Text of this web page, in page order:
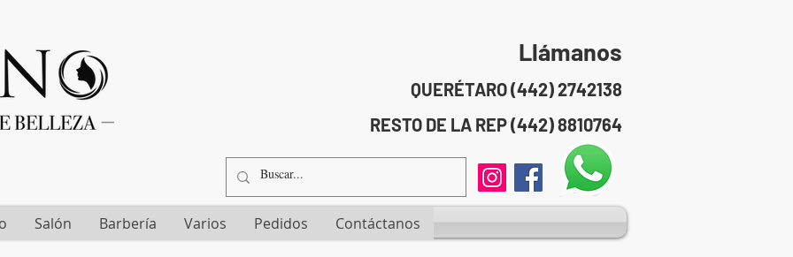
Llámanos
QUERÉTARO (442) 2742138
RESTO DE LA REP (442) 8810764
Salón Barbería Varios Pedidos Contáctanos